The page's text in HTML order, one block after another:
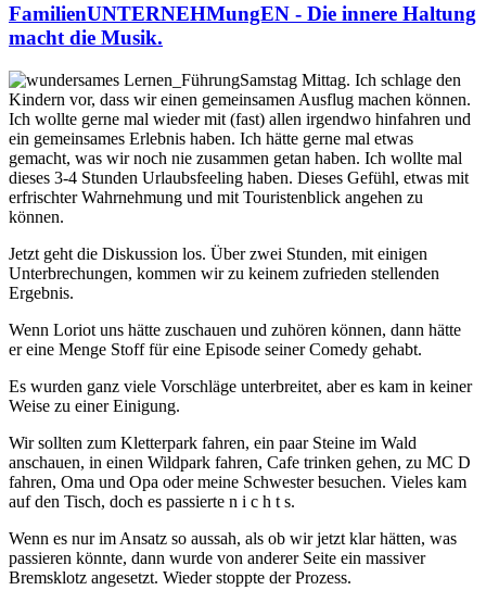
FamilienUNTERNEHMungEN - Die innere Haltung
macht die Musik.
Samstag Mittag. Ich schlage den
Kindern vor, dass wir einen gemeinsamen Ausflug machen können.
Ich wollte gerne mal wieder mit (fast) allen irgendwo hinfahren und
ein gemeinsames Erlebnis haben. Ich hätte gerne mal etwas
gemacht, was wir noch nie zusammen getan haben. Ich wollte mal
dieses 3-4 Stunden Urlaubsfeeling haben. Dieses Gefühl, etwas mit
erfrischter Wahrnehmung und mit Touristenblick angehen zu
können.
Jetzt geht die Diskussion los. Über zwei Stunden, mit einigen
Unterbrechungen, kommen wir zu keinem zufrieden stellenden
Ergebnis.
Wenn Loriot uns hätte zuschauen und zuhören können, dann hätte
er eine Menge Stoff für eine Episode seiner Comedy gehabt.
Es wurden ganz viele Vorschläge unterbreitet, aber es kam in keiner
Weise zu einer Einigung.
Wir sollten zum Kletterpark fahren, ein paar Steine im Wald
anschauen, in einen Wildpark fahren, Cafe trinken gehen, zu MC D
fahren, Oma und Opa oder meine Schwester besuchen. Vieles kam
auf den Tisch, doch es passierte n i c h t s.
Wenn es nur im Ansatz so aussah, als ob wir jetzt klar hätten, was
passieren könnte, dann wurde von anderer Seite ein massiver
Bremsklotz angesetzt. Wieder stoppte der Prozess.